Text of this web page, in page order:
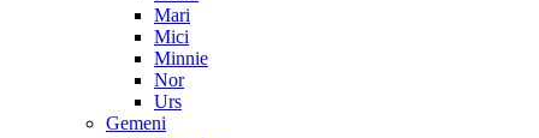
Mari
Mici
Minnie
Nor
Urs
Gemeni